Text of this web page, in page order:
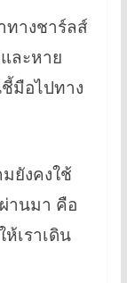
ทางชาร์ลส์
ละหาย
มือไปทาง
ยังคงใช้
านมา คือ
เราเดิน